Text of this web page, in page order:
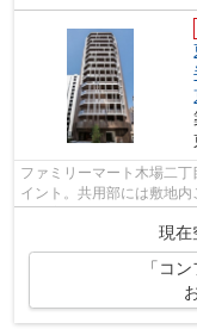
ファミリーマート木場二
イント。共用部には敷地
現在
「コ